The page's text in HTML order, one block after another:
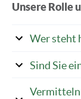
Unsere Rolle
Wer steht
Sind Sie
Vermitteln